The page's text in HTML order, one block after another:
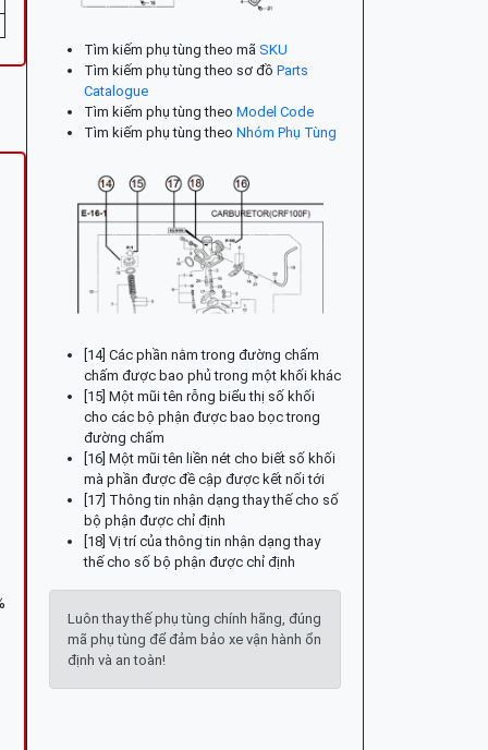
Tìm kiếm phụ tùng theo mã SKU
Tìm kiếm phụ tùng theo sơ đồ Parts
Catalogue
Tìm kiếm phụ tùng theo Model Code
Tìm kiếm phụ tùng theo Nhóm Phụ Tùng
[14] Các phần nằm trong đường chấm
chấm được bao phủ trong một khối khác
[15] Một mũi tên rỗng biểu thị số khối
cho các bộ phận được bao bọc trong
đường chấm
[16] Một mũi tên liền nét cho biết số khối
mà phần được đề cập được kết nối tới
[17] Thông tin nhận dạng thay thế cho số
bộ phận được chỉ định
[18] Vị trí của thông tin nhận dạng thay
thế cho số bộ phận được chỉ định
Luôn thay thế phụ tùng chính hãng, đúng
mã phụ tùng để đảm bảo xe vận hành ổn
định và an toàn!